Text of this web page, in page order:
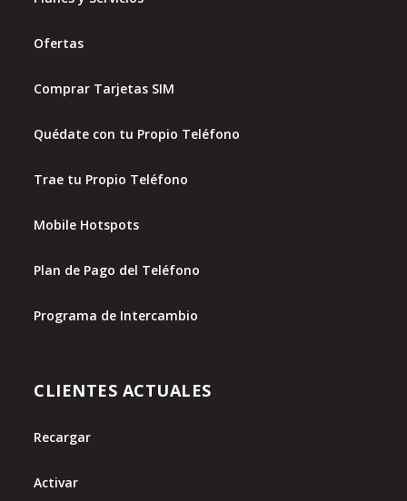
Ofertas
Comprar Tarjetas SIM
Quédate con tu Propio Teléfono
Trae tu Propio Teléfono
Mobile Hotspots
Plan de Pago del Teléfono
Programa de Intercambio
CLIENTES ACTUALES
Recargar
Activar